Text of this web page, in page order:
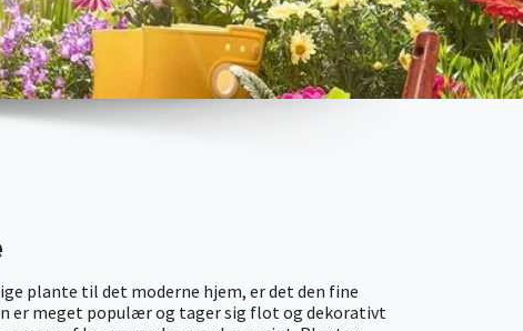
plante til det moderne hjem, er det den fine
er meget populær og tager sig flot og dekorativt